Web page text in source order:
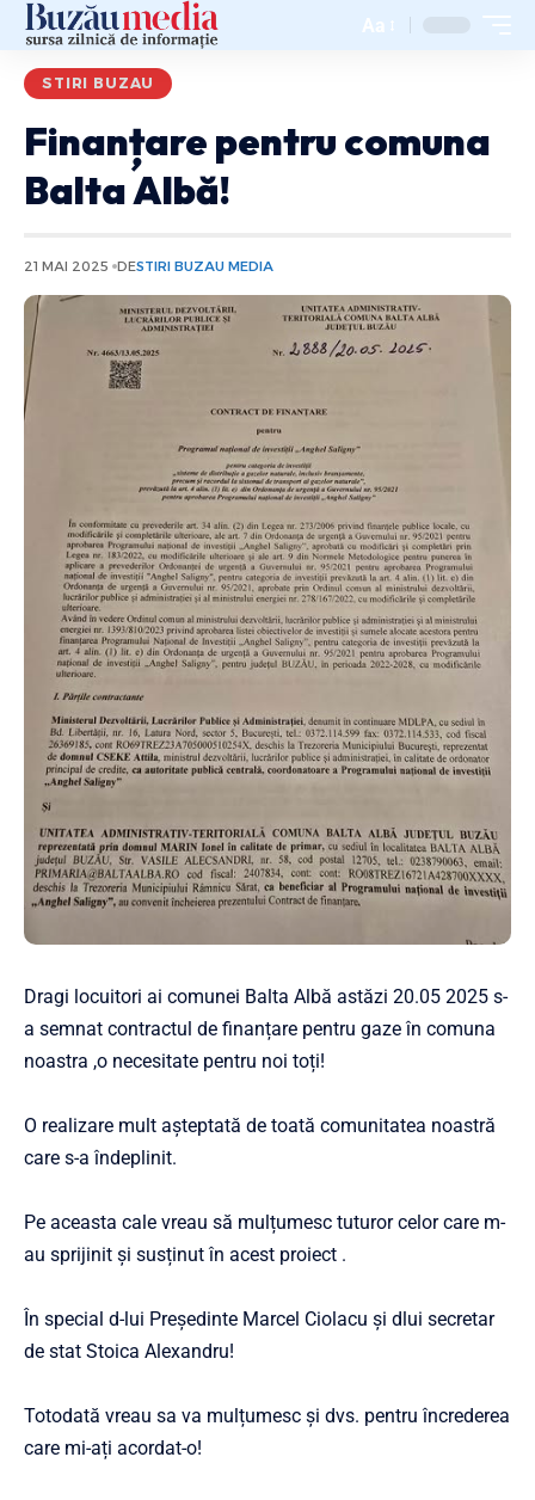
Aa
STIRI BUZAU
Finanțare pentru comuna
Balta Albă!
21 MAI 2025 DESTIRI BUZAU MEDIA
Dragi locuitori ai comunei Balta Albă astăzi 20.05 2025 s-
a semnat contractul de finanțare pentru gaze în comuna
noastra ,o necesitate pentru noi toți!
O realizare mult așteptată de toată comunitatea noastră
care s-a îndeplinit.
Pe aceasta cale vreau să mulțumesc tuturor celor care m-
au sprijinit și susținut în acest proiect .
În special d-lui Președinte Marcel Ciolacu și dlui secretar
de stat Stoica Alexandru!
Totodată vreau sa va mulțumesc și dvs. pentru încrederea
care mi-ați acordat-o!